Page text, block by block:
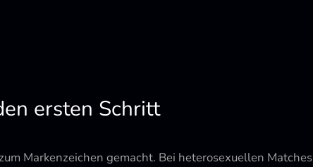
ersten Schritt
Markenzeichen gemacht. Bei heterosexuellen